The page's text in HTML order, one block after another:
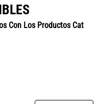
Con Los Productos Cat